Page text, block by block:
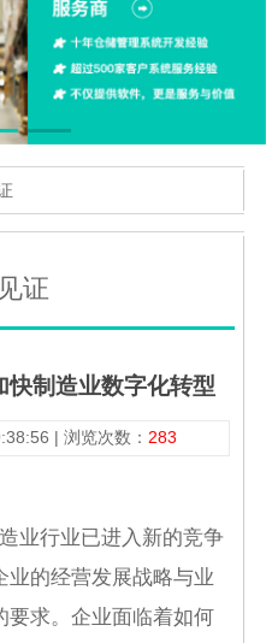
证
制造业数字化转型
| 浏览次数： 283
业行业已进入新的竞争
业的经营发展战略与业
要求。企业面临着如何